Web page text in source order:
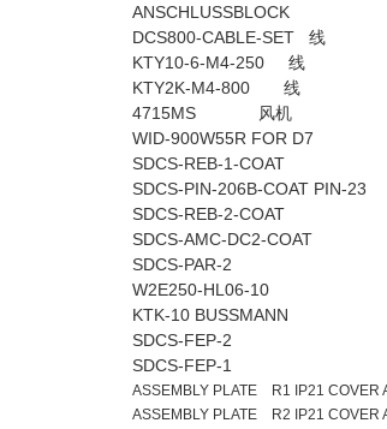
ANSCHLUSSBLOCK
DCS800-CABLE-SET 线
KTY10-6-M4-250 线
KTY2K-M4-800 线
4715MS 风机
WID-900W55R FOR D7
SDCS-REB-1-COAT
SDCS-PIN-206B-COAT PIN-23
SDCS-REB-2-COAT
SDCS-AMC-DC2-COAT
SDCS-PAR-2
W2E250-HL06-10
KTK-10 BUSSMANN
SDCS-FEP-2
SDCS-FEP-1
ASSEMBLY PLATE R1 IP21 COVER
ASSEMBLY PLATE R2 IP21 COVER